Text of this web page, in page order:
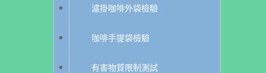
濾掛咖啡外袋檢驗
咖啡手提袋檢驗
有害物質限制測試